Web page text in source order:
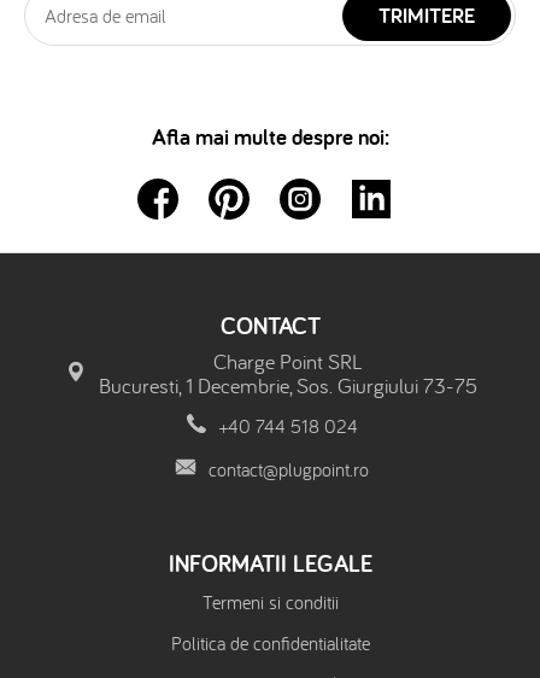
TRIMITERE
Afla mai multe despre noi:
CONTACT
Charge Point SRL
Bucuresti, 1 Decembrie, Sos. Giurgiului 73-75
+40 744 518 024
contact@plugpoint.ro
INFORMATII LEGALE
Termeni si conditii
Politica de confidentialitate